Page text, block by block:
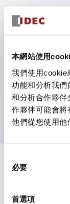
本網站使用
我們使用cookie
功能和分析我們
和分析合作夥伴
作夥伴可能會將
他們從您使用他
必要
首選項
操作面板的凹
支援分離型／
優秀的防水性
按鈕開關、選
邊框顏色有黑
LED照明帶來
規格